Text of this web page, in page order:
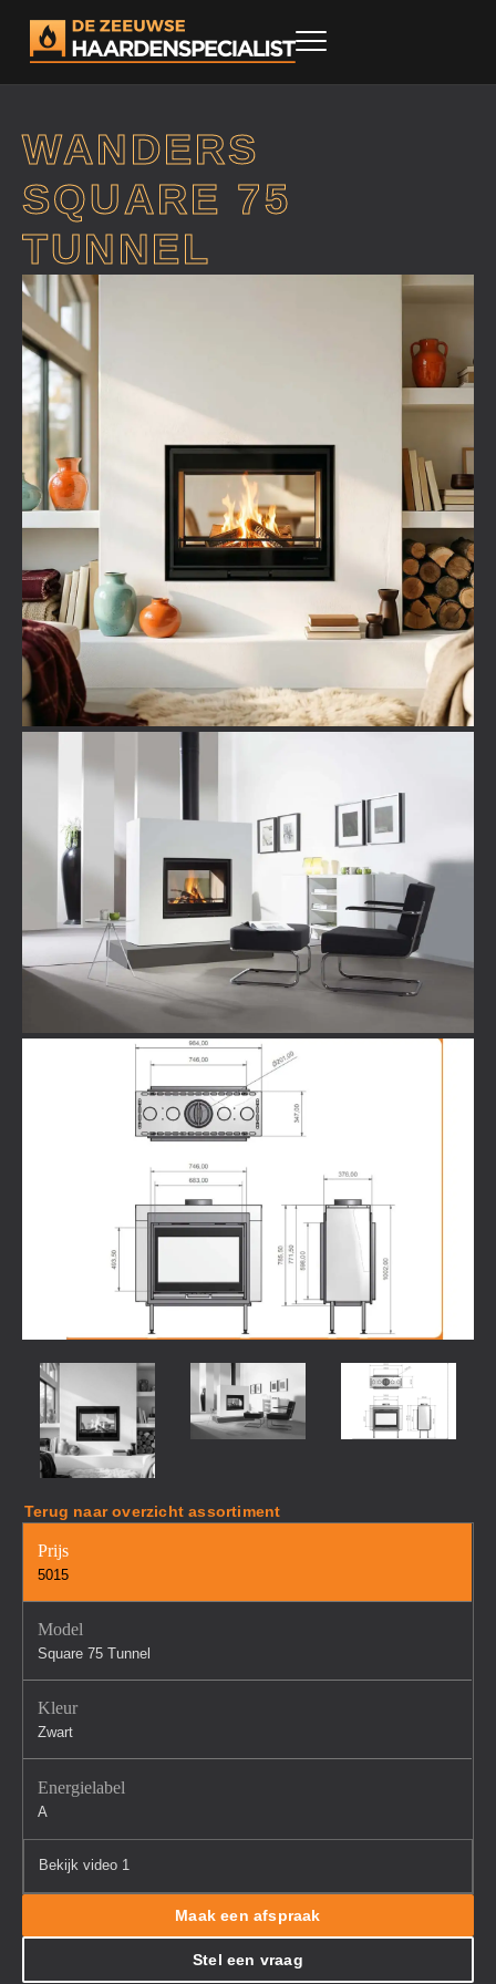
WANDERS
SQUARE 75
TUNNEL
Terug naar overzicht assortiment
Prijs
5015
Model
Square 75 Tunnel
Kleur
Zwart
Energielabel
A
Bekijk video 1
Maak een afspraak
Stel een vraag